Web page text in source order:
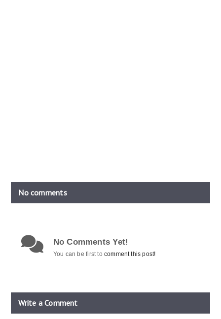
No comments
No Comments Yet!
You can be first to comment this post!
Write a Comment